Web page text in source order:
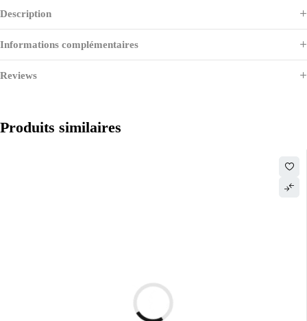
Description
Informations complémentaires
Reviews
Produits similaires